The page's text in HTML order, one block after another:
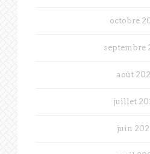
octobre
septembre
août
juillet
juin